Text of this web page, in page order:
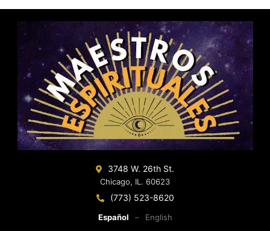
3748 W. 26th St.
Chicago, IL. 60623
(773) 523-8620
Español – English